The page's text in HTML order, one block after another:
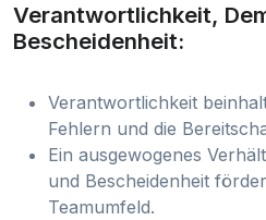
Verantwortlichkeit,
Bescheidenheit:
Verantwortlichkeit
Fehlern und die
Ein ausgewogenes
und Bescheidenheit
Teamumfeld.